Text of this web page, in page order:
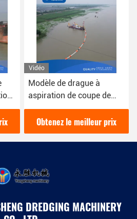
Vidéo
Dragueuse Csd
polyvalente pour diverses
applications de drague
épaisseur de plaque
latérale 6 mm
Obtenez le meilleur prix
DREDGING MACHINERY